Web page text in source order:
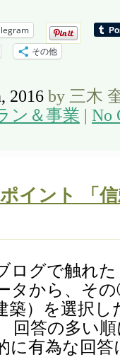
その他
2016 by 三木
ン＆事業 | No
イント 「
ログで触れ
タから、そ
築）を選択
回答の多い
に有為な回